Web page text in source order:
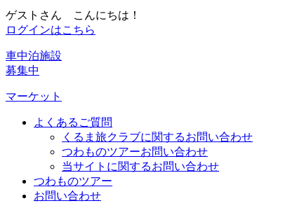
ゲストさん こんにちは！
ログインはこちら
車中泊施設
募集中
マーケット
よくあるご質問
くるま旅クラブに関するお問い合わせ
つわものツアーお問い合わせ
当サイトに関するお問い合わせ
つわものツアー
お問い合わせ